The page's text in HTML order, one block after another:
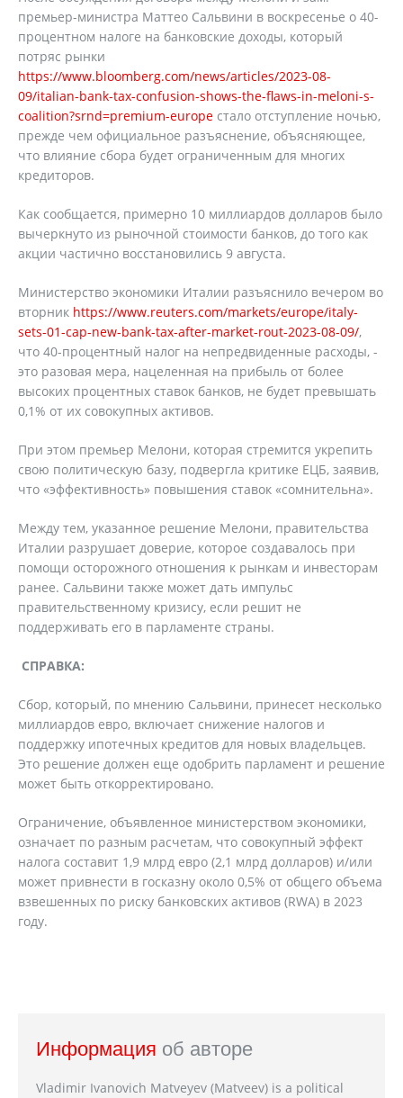
премьер-министра Маттео Сальвини в воскресенье о 40-
процентном налоге на банковские доходы, который
потряс рынки
https://www.bloomberg.com/news/articles/2023-08-
09/italian-bank-tax-confusion-shows-the-flaws-in-meloni-s-
coalition?srnd=premium-europe стало отступление ночью,
прежде чем официальное разъяснение, объясняющее,
что влияние сбора будет ограниченным для многих
кредиторов.
Как сообщается, примерно 10 миллиардов долларов было
вычеркнуто из рыночной стоимости банков, до того как
акции частично восстановились 9 августа.
Министерство экономики Италии разъяснило вечером во
вторник https://www.reuters.com/markets/europe/italy-
sets-01-cap-new-bank-tax-after-market-rout-2023-08-09/,
что 40-процентный налог на непредвиденные расходы, -
это разовая мера, нацеленная на прибыль от более
высоких процентных ставок банков, не будет превышать
0,1% от их совокупных активов.
При этом премьер Мелони, которая стремится укрепить
свою политическую базу, подвергла критике ЕЦБ, заявив,
что «эффективность» повышения ставок «сомнительна».
Между тем, указанное решение Мелони, правительства
Италии разрушает доверие, которое создавалось при
помощи осторожного отношения к рынкам и инвесторам
ранее. Сальвини также может дать импульс
правительственному кризису, если решит не
поддерживать его в парламенте страны.
СПРАВКА:
Сбор, который, по мнению Сальвини, принесет несколько
миллиардов евро, включает снижение налогов и
поддержку ипотечных кредитов для новых владельцев.
Это решение должен еще одобрить парламент и решение
может быть откорректировано.
Ограничение, объявленное министерством экономики,
означает по разным расчетам, что совокупный эффект
налога составит 1,9 млрд евро (2,1 млрд долларов) и/или
может привнести в госказну около 0,5% от общего объема
взвешенных по риску банковских активов (RWA) в 2023
году.
Информация об авторе
Vladimir Ivanovich Matveyev (Matveev) is a political